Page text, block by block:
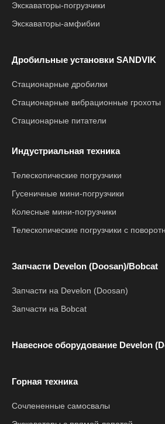
Экскаваторы-погрузчики
Экскаваторы-амфибии
Дробильные установки SANDVIK
Стационарные дробилки
Стационарные вибрационные грохоты
Стационарные питатели
Индустриальная техника
Телескопические погрузчики
Гусеничные мини-погрузчики
Колесные мини-погрузчики
Телескопические погрузчики с
Запчасти Develon (Doosan)/Bobcat
Запчасти на Develon (Doosan)
Запчасти на Bobcat
Навесное оборудование Develon
Горная техника
Сочлененные самосвалы